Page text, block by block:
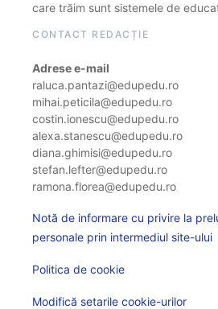
care trăim sunt sistemele de
CONTACT REDACȚIE
Adrese e-mail
raluca.pantazi@edupedu.ro
mihai.peticila@edupedu.ro
costin.ionescu@edupedu.ro
alexa.stanescu@edupedu.ro
diana.ghimisi@edupedu.ro
stefan.lefter@edupedu.ro
ramona.florea@edupedu.ro
Notă de informare cu privire la
personale prin intermediul site-ului
Politica de cookie
Modifică setarile cookie-urilor